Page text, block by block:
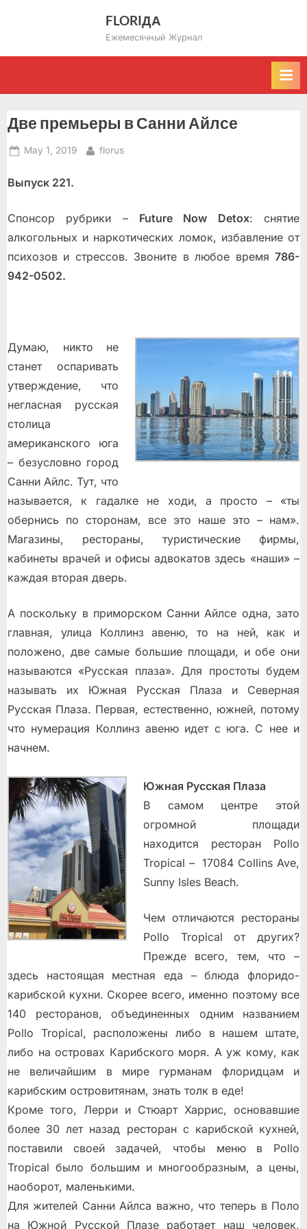
FLORIДА
Ежемесячный Журнал
Две премьеры в Санни Айлсе
Posted
May 1, 2019 By
florus
Выпуск 221.
Спонсор рубрики – Future Now Detox: снятие
алкогольных и наркотических ломок, избавление от
психoзoв и стрессов. Звоните в любое время 786-
942-0502.
Думаю, никто не
станет оспаривать
утверждение, что
негласная русская
столица
американского юга
– безусловно город
Санни Айлс. Тут, что
называется, к гадалке не ходи, а просто – «ты
обернись по сторонам, все это наше это – нам».
Магазины, рестораны, туристические фирмы,
кабинеты врачей и офисы адвокатов здесь «наши» –
каждая вторая дверь.
А поскольку в приморском Санни Айлсе одна, зато
главная, улица Коллинз авеню, то на ней, как и
положено, две самые большие площади, и обе они
называются «Русская плаза». Для простоты будем
называть их Южная Русская Плаза и Северная
Русская Плаза. Первая, естественно, южней, потому
что нумерация Коллинз авеню идет с юга. С нее и
начнем.
Южная Русская Плаза
В самом центре этой
огромной площади
находится ресторан Pollo
Tropical – 17084 Collins Ave,
Sunny Isles Beach.
Чем отличаются рестораны
Pollo Tropical от других?
Прежде всего, тем, что –
здесь настоящая местная еда – блюда флоридо-
карибской кухни. Скорее всего, именно поэтому все
140 ресторанов, объединенных одним названием
Pollo Tropical, расположены либо в нашем штате,
либо на островах Карибского моря. А уж кому, как
не величайшим в мире гурманам флоридцам и
карибским островитянам, знать толк в еде!
Кроме того, Лерри и Стюарт Харрис, основавшие
более 30 лет назад ресторан с карибской кухней,
поставили своей задачей, чтобы меню в Pollo
Tropical было большим и многообразным, а цены,
наоборот, маленькими.
Для жителей Санни Айлса важно, что теперь в Поло
на Южной Русской Плазе работает наш человек,